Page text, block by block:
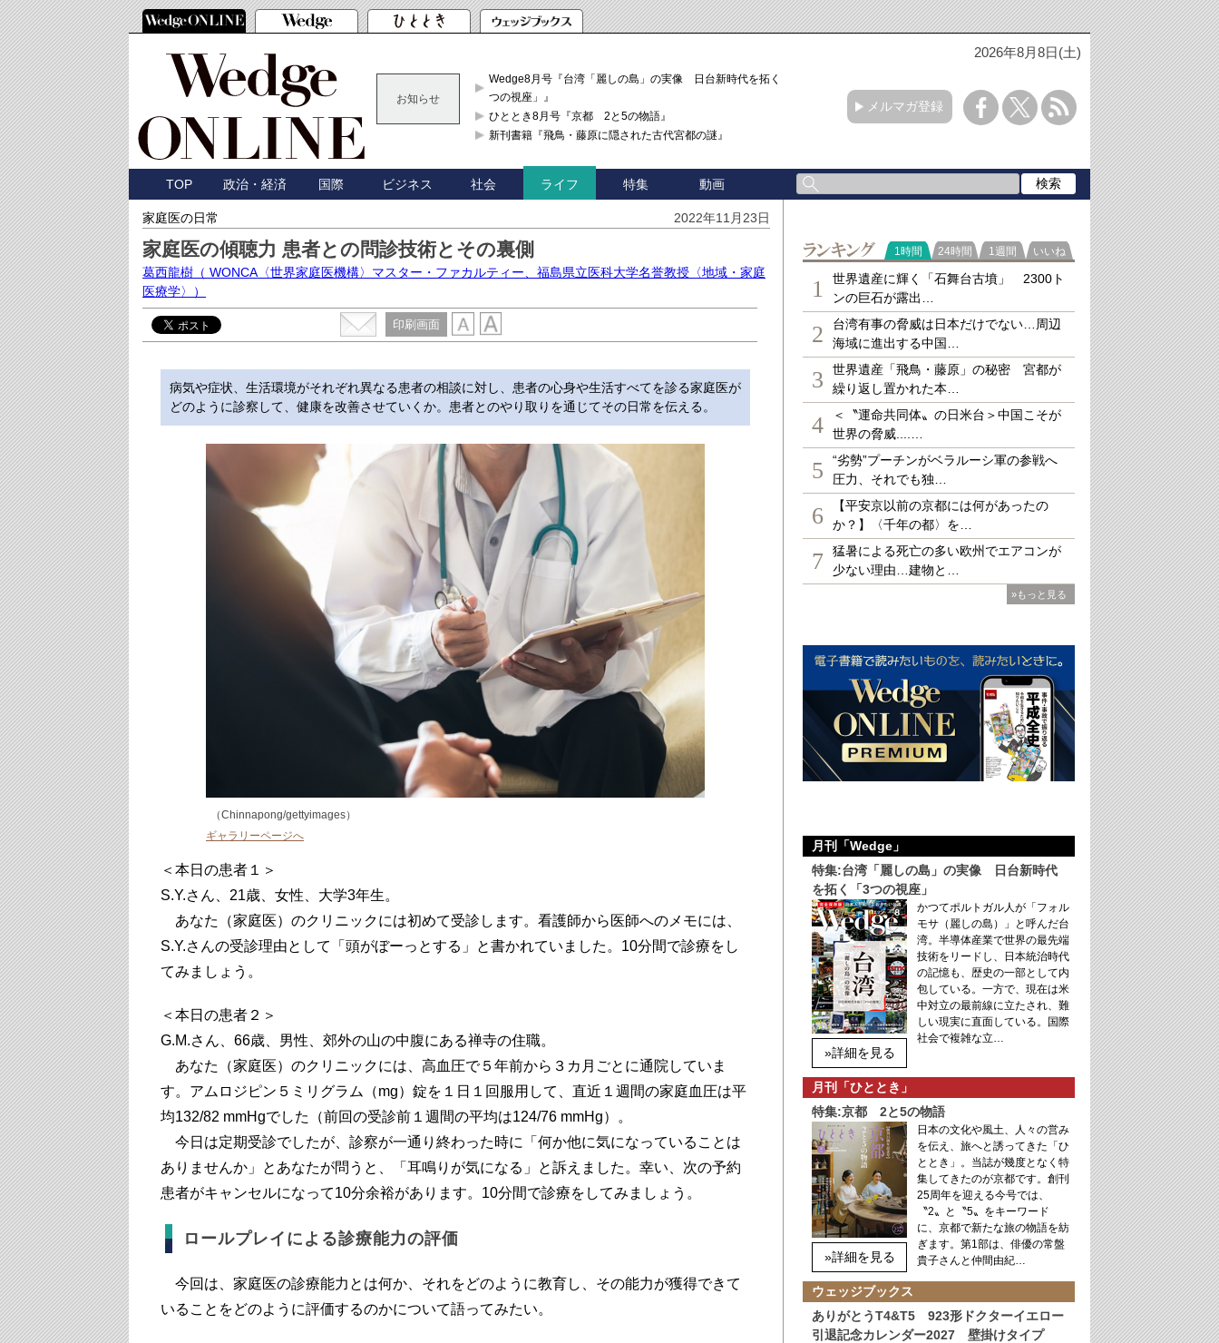
2026年8月8日(土)
お知らせ
Wedge8月号『台湾「麗しの島」の実像 日台新時代を拓く「3
つの視座」』
ひととき8月号『京都 2と5の物語』
新刊書籍『飛鳥・藤原に隠された古代宮都の謎』
メルマガ登録
TOP 政治・経済 国際 ビジネス 社会 ライフ 特集 動画
家庭医の日常 2022年11月23日
家庭医の傾聴力 患者との問診技術とその裏側
葛西龍樹 （ WONCA〈世界家庭医機構〉マスター・ファカルティー、福島県立医科大学名誉教授〈地域・家庭
医療学〉）
印刷画面
病気や症状、生活環境がそれぞれ異なる患者の相談に対し、患者の心身や生活すべてを診る家庭医が
どのように診察して、健康を改善させていくか。患者とのやり取りを通じてその日常を伝える。
（Chinnapong/gettyimages）
ギャラリーページへ
＜本日の患者１＞
S.Y.さん、21歳、女性、大学3年生。
あなた（家庭医）のクリニックには初めて受診します。看護師から医師へのメモには、
S.Y.さんの受診理由として「頭がぼーっとする」と書かれていました。10分間で診療をし
てみましょう。
＜本日の患者２＞
G.M.さん、66歳、男性、郊外の山の中腹にある禅寺の住職。
あなた（家庭医）のクリニックには、高血圧で５年前から３カ月ごとに通院していま
す。アムロジピン５ミリグラム（mg）錠を１日１回服用して、直近１週間の家庭血圧は平
均132/82 mmHgでした（前回の受診前１週間の平均は124/76 mmHg）。
今日は定期受診でしたが、診察が一通り終わった時に「何か他に気になっていることは
ありませんか」とあなたが問うと、「耳鳴りが気になる」と訴えました。幸い、次の予約
患者がキャンセルになって10分余裕があります。10分間で診療をしてみましょう。
ロールプレイによる診療能力の評価
今回は、家庭医の診療能力とは何か、それをどのように教育し、その能力が獲得できて
いることをどのように評価するのかについて語ってみたい。
ランキング
1時間 24時間 1週間 いいね
1
世界遺産に輝く「石舞台古墳」 2300ト
ンの巨石が露出…
2
台湾有事の脅威は日本だけでない…周辺
海域に進出する中国…
3
世界遺産「飛鳥・藤原」の秘密 宮都が
繰り返し置かれた本…
4
＜〝運命共同体〟の日米台＞中国こそが
世界の脅威....…
5
“劣勢”プーチンがベラルーシ軍の参戦へ
圧力、それでも独…
6
【平安京以前の京都には何があったの
か？】〈千年の都〉を…
7
猛暑による死亡の多い欧州でエアコンが
少ない理由…建物と…
»もっと見る
月刊「Wedge」
特集:台湾「麗しの島」の実像 日台新時代
を拓く「3つの視座」
»詳細を見る
かつてポルトガル人が「フォル
モサ（麗しの島）」と呼んだ台
湾。半導体産業で世界の最先端
技術をリードし、日本統治時代
の記憶も、歴史の一部として内
包している。一方で、現在は米
中対立の最前線に立たされ、難
しい現実に直面している。国際
社会で複雑な立…
月刊「ひととき」
特集:京都 2と5の物語
»詳細を見る
日本の文化や風土、人々の営み
を伝え、旅へと誘ってきた「ひ
ととき」。当誌が幾度となく特
集してきたのが京都です。創刊
25周年を迎える今号では、
〝2〟と〝5〟をキーワード
に、京都で新たな旅の物語を紡
ぎます。第1部は、俳優の常盤
貴子さんと仲間由紀…
ウェッジブックス
ありがとうT4&T5 923形ドクターイエロー
引退記念カレンダー2027 壁掛けタイプ